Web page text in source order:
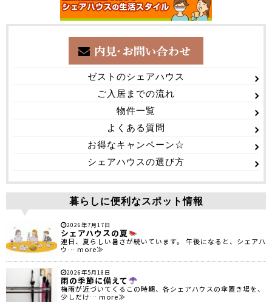
ゼストのシェアハウス
ご入居までの流れ
物件一覧
よくある質問
お得なキャンペーン☆
シェアハウスの選び方
暮らしに便利なスポット情報
2026年7月17日
シェアハウスの夏
連日、夏らしい暑さが続いています。 午後になると、シェアハ
ウ… more≫
2026年5月18日
雨の季節に備えて
梅雨が近づいてくるこの時期、各シェアハウスの傘置き場を、
少しだけ… more≫